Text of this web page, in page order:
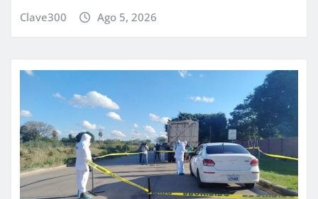
Clave300 Ago 5, 2026